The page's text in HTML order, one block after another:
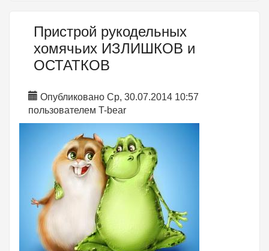
Пристрой рукодельных
хомячьих ИЗЛИШКОВ и
ОСТАТКОВ
Опубликовано Ср, 30.07.2014 10:57
пользователем T-bear